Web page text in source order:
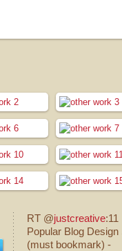
RT @justcreative:11
Popular Blog Design
(must bookmark) -